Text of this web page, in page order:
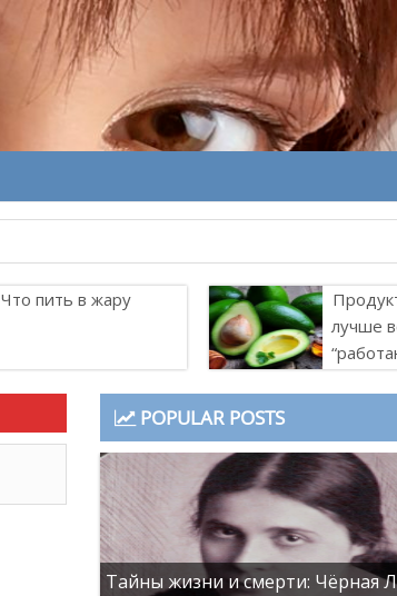
Что пить в жару
лучше
POPULAR POSTS
Тайны жизни и смерти: Чёрная